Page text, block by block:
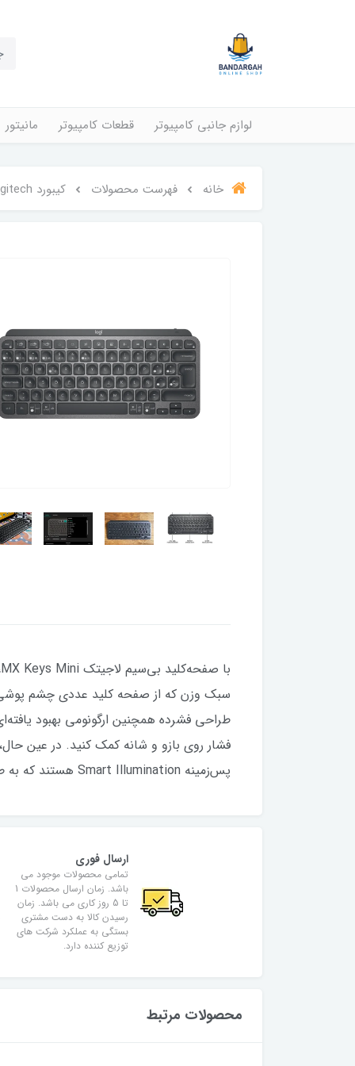
لوازم جانبی کامپیوتر قطعات کامپیوتر مانیتور
خانه فهرست محصولات کیبورد Logitech مدل MX Keys Mini Wireless Keyboard
سبک وزن که از صفحه کلید عددی چشم پوشی
طراحی فشرده همچنین ارگونومی بهبود
پس‌زمینه Smart Illumination هستند که به طور خودکار روشنایی خود را در محیط‌های تاریک فعال و تنظیم می‌کند.
ارسال فوری
تمامی محصولات موجود می
باشد. زمان ارسال محصولات 1
تا 5 روز کاری می باشد. زمان
رسیدن کالا به دست مشتری
بستگی به عملکرد شرکت های
توزیع کننده دارد.
محصولات مرتبط